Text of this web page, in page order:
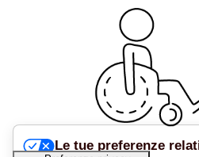
Le tue preferenze